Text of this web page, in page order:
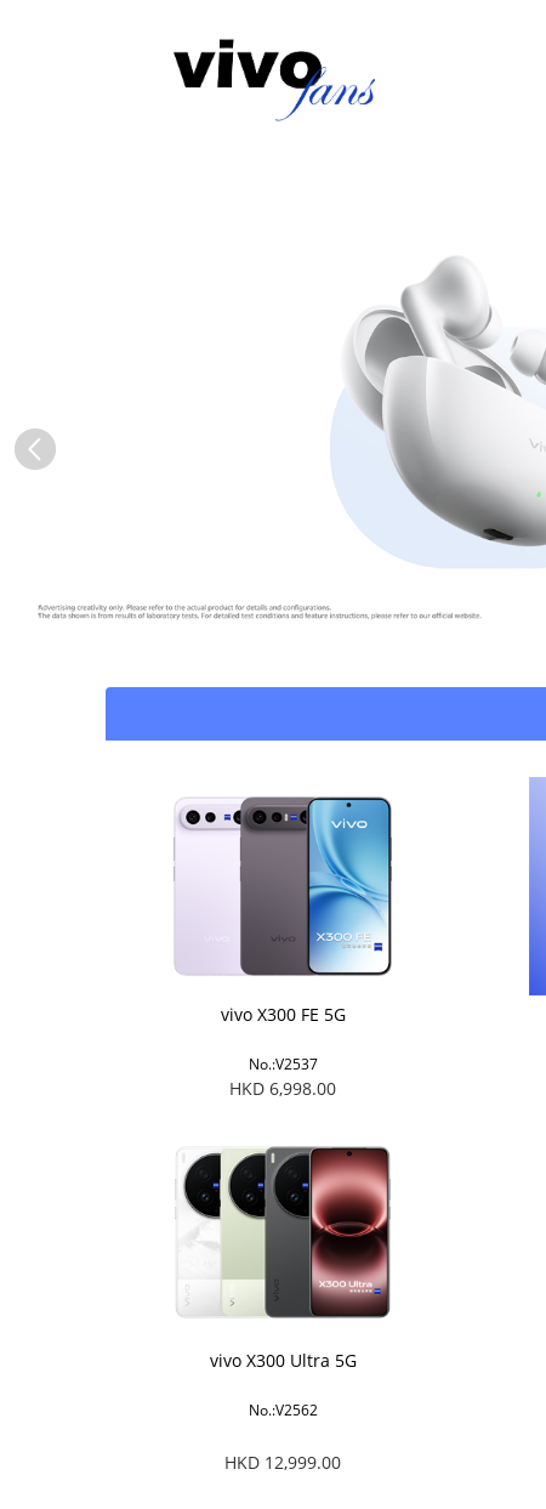
店
vivo X300 FE 5G
No.:V2537
HKD 6,998.00
vivo X300 Ultra 5G
No.:V2562
HKD 12,999.00